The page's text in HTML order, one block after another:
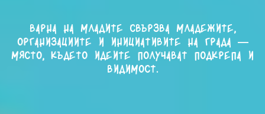
Варна на младите свързва младежите,
организациите и инициативите на града —
място, където идеите получават подкрепа и
видимост.